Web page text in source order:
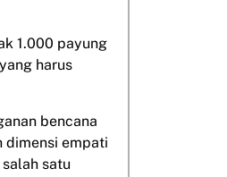
1.000 payung
harus
bencana
dimensi empati
satu